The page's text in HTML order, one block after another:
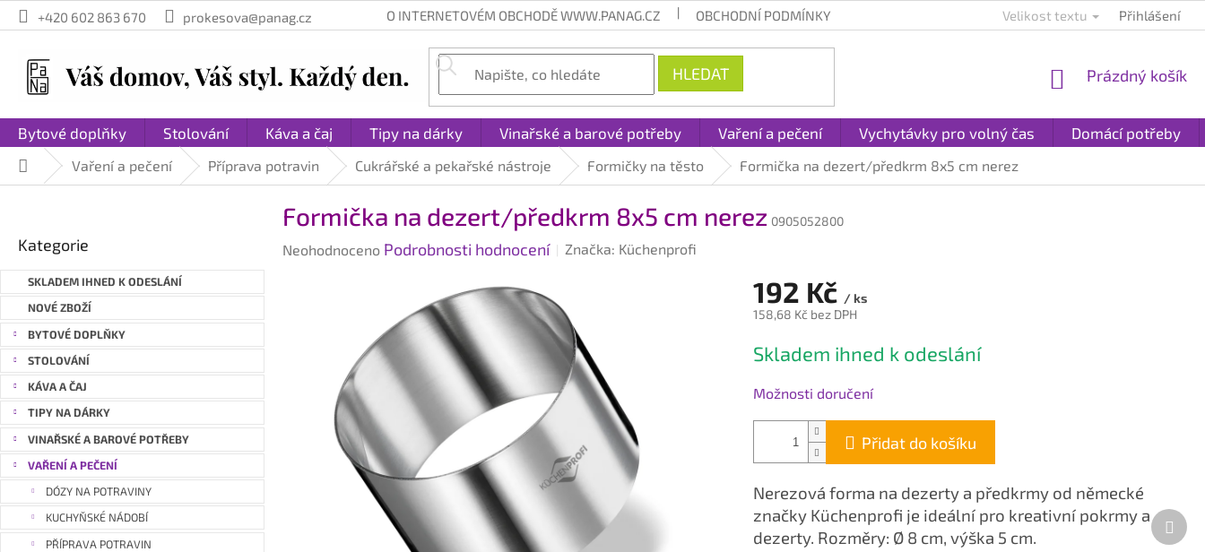
Přejít
na
+420 602 863 670 prokesova@panag.cz O INTERNETOVÉM OBCHODĚ WWW.PANAG.CZ OBCHODNÍ PODMÍNKY PLATBA A DOPRAVA REKLAMACE
Velikost textu Přihlášení
HLEDAT
NÁKUPNÍ
Prázdný košík
Bytové doplňky Stolování Káva a čaj Tipy na dárky Vinařské a barové potřeby Vaření a pečení Vychytávky pro volný čas Domácí potřeby
DomůVaření a pečení Příprava potravin Cukrářské a pekařské nástroje Formičky na těsto Formička na dezert/předkrm 8x5 cm nerez
a
n
n
í
n
e
l
kategorie
Kategorie
SKLADEM IHNED K ODESLÁNÍ
NOVÉ ZBOŽÍ
BYTOVÉ DOPLŇKY
STOLOVÁNÍ
KÁVA A ČAJ
TIPY NA DÁRKY
VINAŘSKÉ A BAROVÉ POTŘEBY
VAŘENÍ A PEČENÍ
DÓZY NA POTRAVINY
KUCHYŇSKÉ NÁDOBÍ
PŘÍPRAVA POTRAVIN
Formička na dezert/předkrm 8x5 cm nerez 0905052800
Průměrné
hvězdiček.
Neohodnoceno Podrobnosti hodnocení Značka: Küchenprofi
192 Kč / ks
158,68 Kč bez DPH
cena:
Skladem ihned k odeslání
Možnosti doručení
Přidat do košíku
Nerezová forma na dezerty a předkrmy od německé
značky Küchenprofi je ideální pro kreativní pokrmy a
dezerty. Rozměry: Ø 8 cm, výška 5 cm.